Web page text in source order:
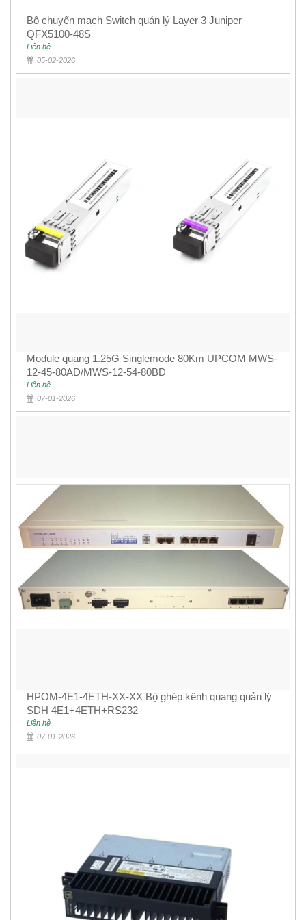
Bộ chuyển mạch Switch quản lý Layer 3 Juniper
QFX5100-48S
Liên hệ
05-02-2026
Module quang 1.25G Singlemode 80Km UPCOM MWS-
12-45-80AD/MWS-12-54-80BD
Liên hệ
07-01-2026
HPOM-4E1-4ETH-XX-XX Bộ ghép kênh quang quản lý
SDH 4E1+4ETH+RS232
Liên hệ
07-01-2026